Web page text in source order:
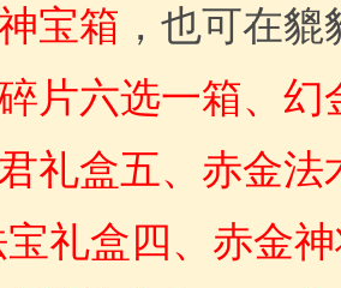
宝箱 ，也可在
片六选一箱、幻
礼盒五、赤金法
礼盒四、赤金